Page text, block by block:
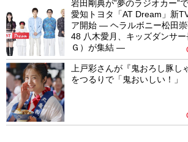
岩田剛典が”夢のラジオカー”
愛知トヨタ「AT Dream」新
ア開始 ― ヘラルボニー松田
48 八木愛月、キッズダンサー
Ｇ）が集結 ―
上戸彩さんが『鬼おろし豚し
をつるりで「鬼おいしい！」